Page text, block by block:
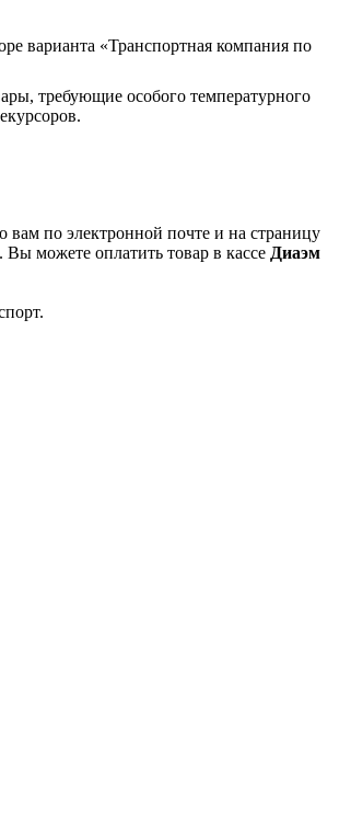
варианта «Транспортная компания по
требующие особого температурного
вам по электронной почте и на страницу
можете оплатить товар в кассе Диаэм